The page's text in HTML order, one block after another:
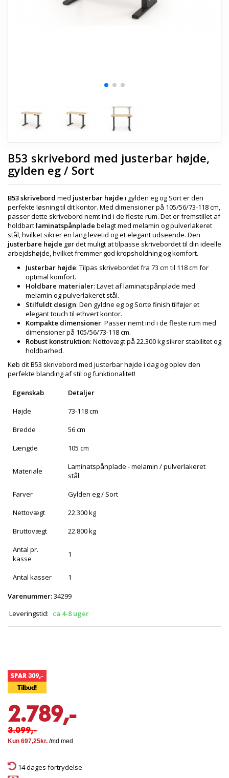
B53 skrivebord med justerbar højde,
gylden eg / Sort
B53 skrivebord med justerbar højde i gylden eg og Sort er den
perfekte løsning til dit kontor. Med dimensioner på 105/56/73-118 cm,
passer dette skrivebord nemt ind i de fleste rum. Det er fremstillet af
holdbart laminatspånplade belagt med melamin og pulverlakeret
stål, hvilket sikrer en lang levetid og et elegant udseende. Den
justerbare højde gør det muligt at tilpasse skrivebordet til din ideelle
arbejdshøjde, hvilket fremmer god kropsholdning og komfort.
Justerbar højde: Tilpas skrivebordet fra 73 cm til 118 cm for
optimal komfort.
Holdbare materialer: Lavet af laminatspånplade med
melamin og pulverlakeret stål.
Stilfuldt design: Den gyldne eg og Sorte finish tilføjer et
elegant touch til ethvert kontor.
Kompakte dimensioner: Passer nemt ind i de fleste rum med
dimensioner på 105/56/73-118 cm.
Robust konstruktion: Nettovægt på 22.300 kg sikrer stabilitet og
holdbarhed.
Køb dit B53 skrivebord med justerbar højde i dag og oplev den
perfekte blanding af stil og funktionalitet!
Egenskab
Detaljer
Højde
73-118 cm
Bredde
56 cm
Længde
105 cm
Materiale
Laminatspånplade - melamin / pulverlakeret
stål
Farver
Gylden eg / Sort
Nettovægt
22.300 kg
Bruttovægt
22.800 kg
Antal pr.
kasse
1
Antal kasser 1
Varenummer:34299
Leveringstid: ca 4-8 uger
SPAR 309,-
Tilbud!
2.789,-
3.099,-
14 dages fortrydelse